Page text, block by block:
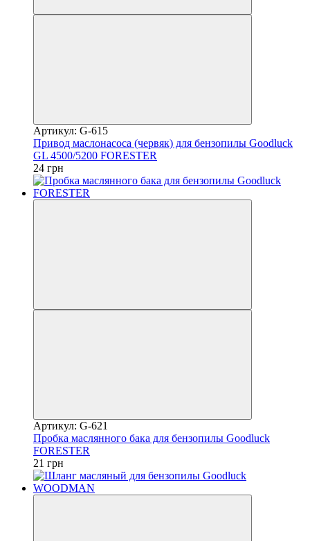
Артикул: G-615
Привод маслонасоса (червяк) для бензопилы Goodluck
GL 4500/5200 FORESTER
24 грн
Артикул: G-621
Пробка маслянного бака для бензопилы Goodluck
FORESTER
21 грн